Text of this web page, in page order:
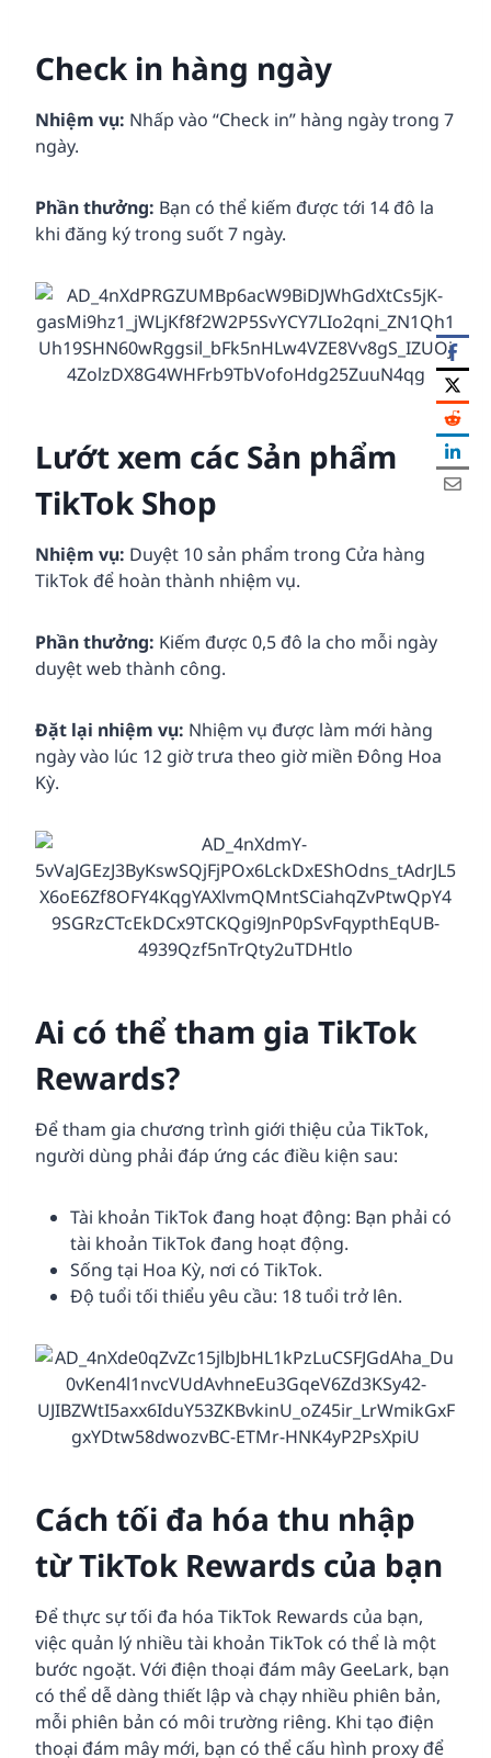
Check in hàng ngày
Nhiệm vụ: Nhấp vào “Check in” hàng ngày trong 7
ngày.
Phần thưởng: Bạn có thể kiếm được tới 14 đô la
khi đăng ký trong suốt 7 ngày.
Lướt xem các Sản phẩm
TikTok Shop
Nhiệm vụ: Duyệt 10 sản phẩm trong Cửa hàng
TikTok để hoàn thành nhiệm vụ.
Phần thưởng: Kiếm được 0,5 đô la cho mỗi ngày
duyệt web thành công.
Đặt lại nhiệm vụ: Nhiệm vụ được làm mới hàng
ngày vào lúc 12 giờ trưa theo giờ miền Đông Hoa
Kỳ.
Ai có thể tham gia TikTok
Rewards?
Để tham gia chương trình giới thiệu của TikTok,
người dùng phải đáp ứng các điều kiện sau:
Tài khoản TikTok đang hoạt động: Bạn phải có
tài khoản TikTok đang hoạt động.
Sống tại Hoa Kỳ, nơi có TikTok.
Độ tuổi tối thiểu yêu cầu: 18 tuổi trở lên.
Cách tối đa hóa thu nhập
từ TikTok Rewards của bạn
Để thực sự tối đa hóa TikTok Rewards của bạn,
việc quản lý nhiều tài khoản TikTok có thể là một
bước ngoặt. Với điện thoại đám mây GeeLark, bạn
có thể dễ dàng thiết lập và chạy nhiều phiên bản,
mỗi phiên bản có môi trường riêng. Khi tạo điện
thoại đám mây mới, bạn có thể cấu hình proxy để